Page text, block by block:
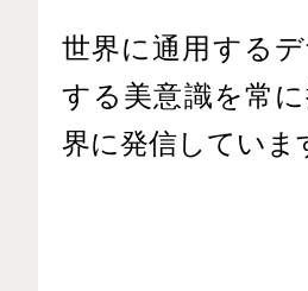
世界に通用する
する美意識を常
界に発信していま